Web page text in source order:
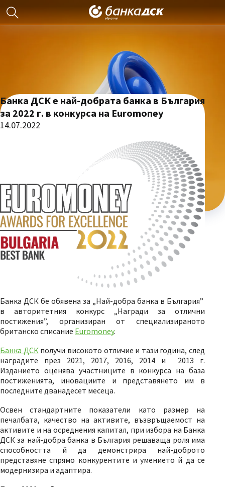
Банка ДСК е най-добрата банка в България
за 2022 г. в конкурса на Euromoney
14.07.2022
Банка ДСК бе обявена за „Най-добра банка в България”
в авторитетния конкурс „Награди за отлични
постижения”, организиран от специализираното
британско списание Euromoney.
Банка ДСКполучи високото отличие и тази година, след
наградите през 2021, 2017, 2016, 2014 и 2013 г.
Изданието оценява участниците в конкурса на база
постиженията, иновациите и представянето им в
последните дванадесет месеца.
Освен стандартните показатели като размер на
печалбата, качество на активите, възвръщаемост на
активите и на осреднения капитал, при избора на Банка
ДСК за най-добра банка в България решаваща роля има
способността й да демонстрира най-доброто
представяне спрямо конкурентите и умението й да се
модернизира и адаптира.